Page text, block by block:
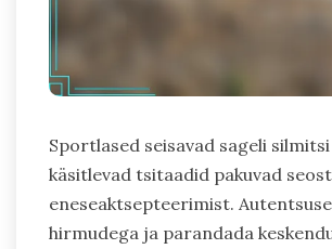
Sportlased seisavad sageli
käsitlevad tsitaadid pakuvad
eneseaktsepteerimist.
hirmudega ja parandada